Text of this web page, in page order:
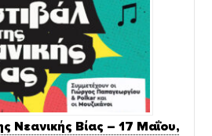
Νεανικής Βίας – 17 Μαΐου,